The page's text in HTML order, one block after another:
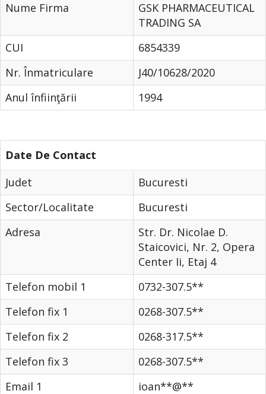
Nume Firma
GSK PHARMACEUTICAL
TRADING SA
CUI
6854339
Nr. Înmatriculare
J40/10628/2020
Anul înfiinţării
1994
Date De Contact
Judet
Bucuresti
Sector/Localitate
Bucuresti
Adresa
Str. Dr. Nicolae D.
Staicovici, Nr. 2, Opera
Center Ii, Etaj 4
Telefon mobil 1
0732-307.5**
Telefon fix 1
0268-307.5**
Telefon fix 2
0268-317.5**
Telefon fix 3
0268-307.5**
Email 1
ioan**@**